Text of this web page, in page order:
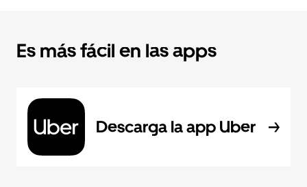
Es más fácil en las apps
Descarga la app Uber